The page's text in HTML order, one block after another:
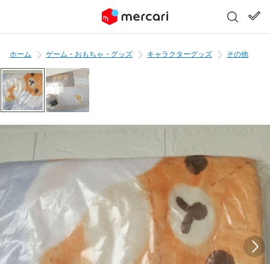
ホーム ゲーム・おもちゃ・グッズ キャラクターグッズ その他